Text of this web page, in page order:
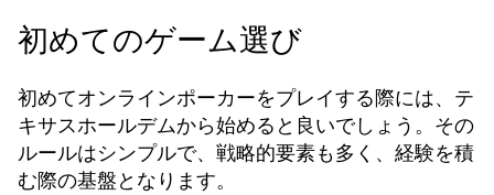
初めてのゲーム選び
初めてオンラインポーカーをプレイする際には、テ
キサスホールデムから始めると良いでしょう。その
ルールはシンプルで、戦略的要素も多く、経験を積
む際の基盤となります。